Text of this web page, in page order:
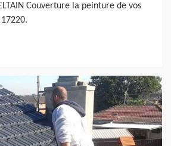
Couverture la peinture de vos